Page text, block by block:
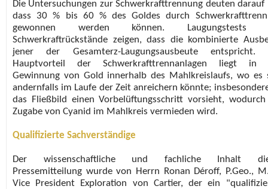
Die Untersuchungen zur Schwerkrafttrennung deuten darauf
dass 30 % bis 60 % des Goldes durch
gewonnen werden können. Laugungstests
Schwerkraftrückstände zeigen, dass die kombinierte
jener der Gesamterz-Laugungsausbeute entspricht.
Hauptvorteil der Schwerkrafttrennanlagen liegt in
Gewinnung von Gold innerhalb des Mahlkreislaufs, wo es
andernfalls im Laufe der Zeit anreichern könnte;
das Fließbild einen Vorbelüftungsschritt vorsieht,
Zugabe von Cyanid im Mahlkreis vermieden wird.
Qualifizierte Sachverständige
Der wissenschaftliche und fachliche Inhalt
Pressemitteilung wurde von Herrn Ronan Déroff, P.Geo.,
Vice President Exploration von Cartier, der ein